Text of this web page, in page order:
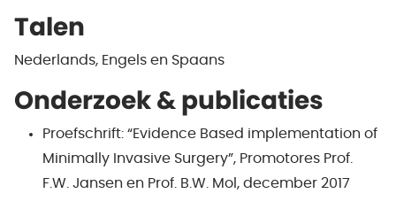
Talen
Nederlands, Engels en Spaans
Onderzoek & publicaties
Proefschrift: “Evidence Based implementation of
Minimally Invasive Surgery”, Promotores Prof.
F.W. Jansen en Prof. B.W. Mol, december 2017